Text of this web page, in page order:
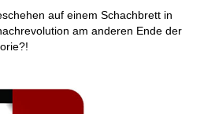
auf einem Schachbrett in
am anderen Ende der